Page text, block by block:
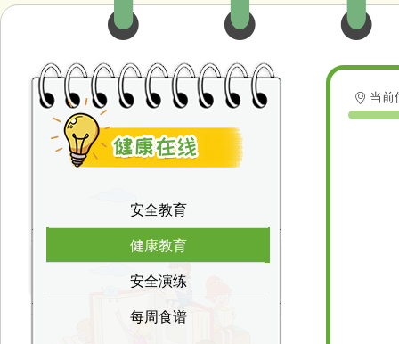
ꀷ 当前
安全教育
安全教育
健康教育
健康教育
安全演练
安全演练
每周食谱